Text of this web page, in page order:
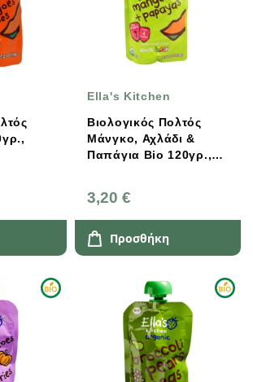
Ella's Kitchen
Βιολογικός Πολτός
Μάνγκο, Αχλάδι &
Παπάγια Bio 120γρ.,
3,20 €
Προσθήκη